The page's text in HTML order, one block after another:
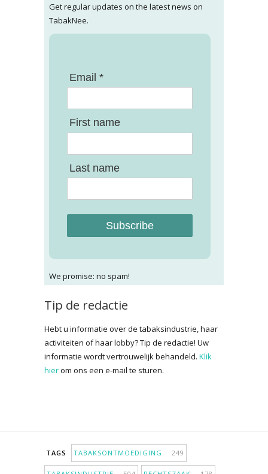
Get regular updates on the latest news on
TabakNee.
Email *
First name
Last name
Subscribe
We promise: no spam!
Tip de redactie
Hebt u informatie over de tabaksindustrie, haar
activiteiten of haar lobby? Tip de redactie! Uw
informatie wordt vertrouwelijk behandeld. Klik
hierom ons een e-mail te sturen.
TAGS TABAKSONTMOEDIGING 249